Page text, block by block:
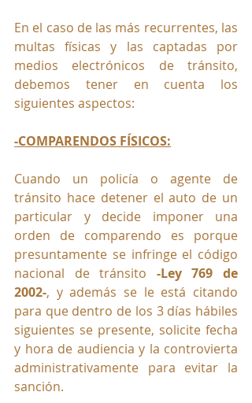
En el caso de las más recurrentes, las
multas físicas y las captadas por
medios electrónicos de tránsito,
debemos tener en cuenta los
siguientes aspectos:
-COMPARENDOS FÍSICOS:
Cuando un policía o agente de
tránsito hace detener el auto de un
particular y decide imponer una
orden de comparendo es porque
presuntamente se infringe el código
nacional de tránsito -Ley 769 de
2002-, y además se le está citando
para que dentro de los 3 días hábiles
siguientes se presente, solicite fecha
y hora de audiencia y la controvierta
administrativamente para evitar la
sanción.